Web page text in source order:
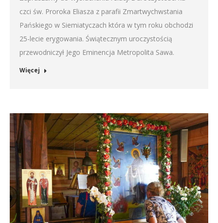
czci św. Proroka Eliasza z parafii Zmartwychwstania
Pańskiego w Siemiatyczach która w tym roku obchodzi
25-lecie erygowania. Świątecznym uroczystością
przewodniczył Jego Eminencja Metropolita Sawa.
Więcej